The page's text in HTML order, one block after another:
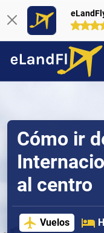
Cómo ir
al centro
Vuelos